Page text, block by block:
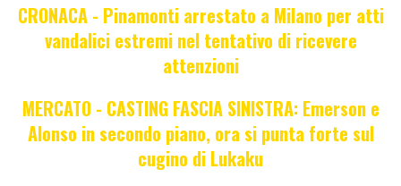
CRONACA - Pinamonti arrestato a Milano per atti
vandalici estremi nel tentativo di ricevere
attenzioni
MERCATO - CASTING FASCIA SINISTRA: Emerson e
Alonso in secondo piano, ora si punta forte sul
cugino di Lukaku